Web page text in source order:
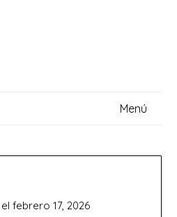
Menú
febrero 17, 2026